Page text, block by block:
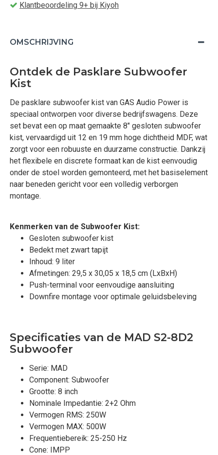
Klantbeoordeling 9+ bij Kiyoh
OMSCHRIJVING
Ontdek de Pasklare Subwoofer
Kist
De pasklare subwoofer kist van GAS Audio Power is
speciaal ontworpen voor diverse bedrijfswagens. Deze
set bevat een op maat gemaakte 8" gesloten subwoofer
kist, vervaardigd uit 12 en 19 mm hoge dichtheid MDF, wat
zorgt voor een robuuste en duurzame constructie. Dankzij
het flexibele en discrete formaat kan de kist eenvoudig
onder de stoel worden gemonteerd, met het basiselement
naar beneden gericht voor een volledig verborgen
montage.
Kenmerken van de Subwoofer Kist:
Gesloten subwoofer kist
Bedekt met zwart tapijt
Inhoud: 9 liter
Afmetingen: 29,5 x 30,05 x 18,5 cm (LxBxH)
Push-terminal voor eenvoudige aansluiting
Downfire montage voor optimale geluidsbeleving
Specificaties van de MAD S2-8D2
Subwoofer
Serie: MAD
Component: Subwoofer
Grootte: 8 inch
Nominale Impedantie: 2+2 Ohm
Vermogen RMS: 250W
Vermogen MAX: 500W
Frequentiebereik: 25-250 Hz
Cone: IMPP